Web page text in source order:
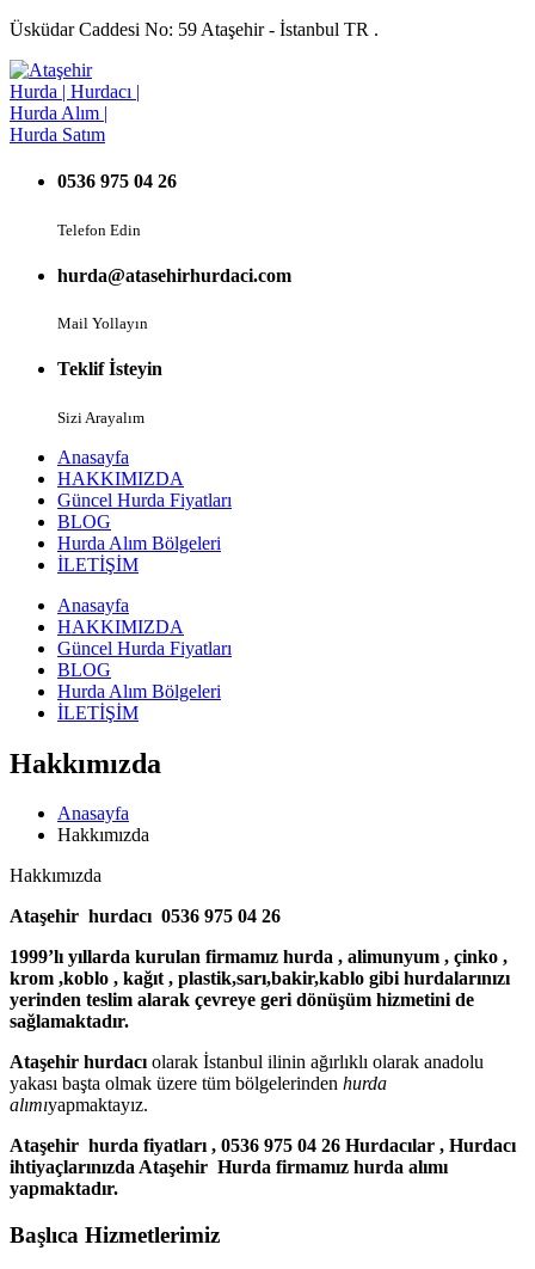
Üsküdar Caddesi No: 59 Ataşehir - İstanbul TR .
0536 975 04 26
Telefon Edin
hurda@atasehirhurdaci.com
Mail Yollayın
Teklif İsteyin
Sizi Arayalım
Anasayfa
HAKKIMIZDA
Güncel Hurda Fiyatları
BLOG
Hurda Alım Bölgeleri
İLETİŞİM
Anasayfa
HAKKIMIZDA
Güncel Hurda Fiyatları
BLOG
Hurda Alım Bölgeleri
İLETİŞİM
Hakkımızda
Anasayfa
Hakkımızda
Hakkımızda
Ataşehir hurdacı 0536 975 04 26
1999’lı yıllarda kurulan firmamız hurda , alimunyum , çinko ,
krom ,koblo , kağıt , plastik,sarı,bakir,kablo gibi hurdalarınızı
yerinden teslim alarak çevreye geri dönüşüm hizmetini de
sağlamaktadır.
Ataşehir hurdacıolarak İstanbul ilinin ağırlıklı olarak anadolu
yakası başta olmak üzere tüm bölgelerinden hurda
alımıyapmaktayız.
Ataşehir hurda fiyatları , 0536 975 04 26 Hurdacılar , Hurdacı
ihtiyaçlarınızda Ataşehir Hurda firmamız hurda alımı
yapmaktadır.
Başlıca Hizmetlerimiz